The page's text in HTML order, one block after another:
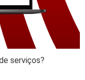
serviços?